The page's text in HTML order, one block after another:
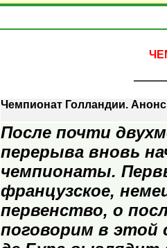
Чемпионат Голландии. Анонс
После почти
перерыва вновь
чемпионаты.
французское,
первенство, о
поговорим в этой